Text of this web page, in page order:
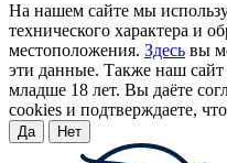
На нашем сайте мы
технического характера и
местоположения. Здесь вы
эти данные. Также наш сайт
младше 18 лет. Вы даёте
cookies и подтверждаете,
Да Нет